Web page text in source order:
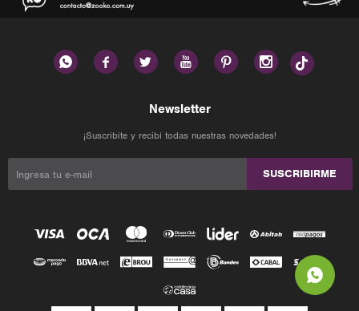
     
Newsletter
¡Suscribite y recibí todas nuestras novedades!
SUSCRIBIRME